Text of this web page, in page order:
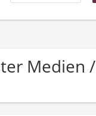
Medien /